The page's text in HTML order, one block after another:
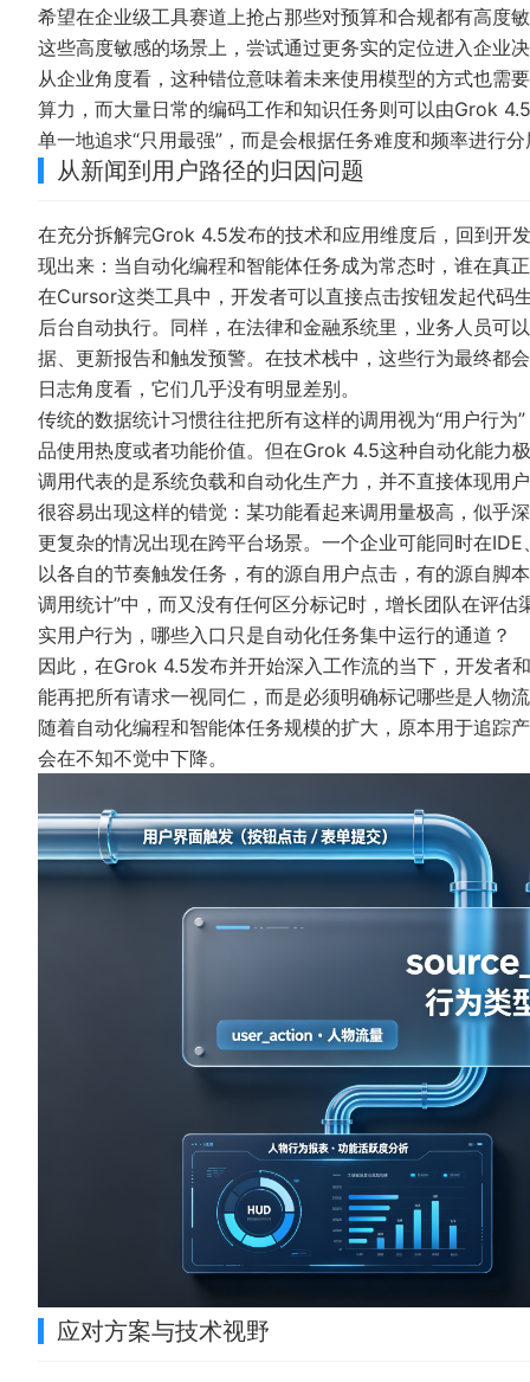
希望在企业级工具赛道上抢占那些对预算和合规都有高度
这些高度敏感的场景上，尝试通过更务实的定位进入企业
从企业角度看，这种错位意味着未来使用模型的方式也需
算力，而大量日常的编码工作和知识任务则可以由Grok
单一地追求“只用最强”，而是会根据任务难度和频率进行
从新闻到用户路径的归因问题
在充分拆解完Grok 4.5发布的技术和应用维度后，回到开
现出来：当自动化编程和智能体任务成为常态时，谁在真
在Cursor这类工具中，开发者可以直接点击按钮发起代码
后台自动执行。同样，在法律和金融系统里，业务人员可
据、更新报告和触发预警。在技术栈中，这些行为最终都
日志角度看，它们几乎没有明显差别。
传统的数据统计习惯往往把所有这样的调用视为“用户行
品使用热度或者功能价值。但在Grok 4.5这种自动化能力
调用代表的是系统负载和自动化生产力，并不直接体现用
很容易出现这样的错觉：某功能看起来调用量极高，似乎
更复杂的情况出现在跨平台场景。一个企业可能同时在
以各自的节奏触发任务，有的源自用户点击，有的源自脚
调用统计”中，而又没有任何区分标记时，增长团队在评
实用户行为，哪些入口只是自动化任务集中运行的通道？
因此，在Grok 4.5发布并开始深入工作流的当下，开发者
能再把所有请求一视同仁，而是必须明确标记哪些是人物
随着自动化编程和智能体任务规模的扩大，原本用于追踪
会在不知不觉中下降。
应对方案与技术视野